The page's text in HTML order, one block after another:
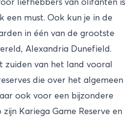
liefhebbers van olifanten is
een must. Ook kun je in de
in één van de grootste
Alexandria Dunefield.
zuiden van het land vooral
die over het algemeen
ook voor een bijzondere
zijn Kariega Game Reserve en